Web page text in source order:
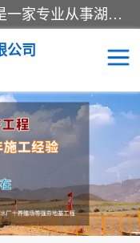
湖南业峻强夯基础工程有限公司是一家专业从事湖南强夯基础工程、强夯机租赁，地基处理的施工单位。业务覆盖：湖南、广东，江西等地。可承接1000KN.m-25000KN.m强夯（置换）工程。公司创始人是国内较早期从事强夯施工的建设者，经过多年的一步一个脚印的发展，在行业内具有较高的度和良好的口碑。
公司
机租赁
工队伍